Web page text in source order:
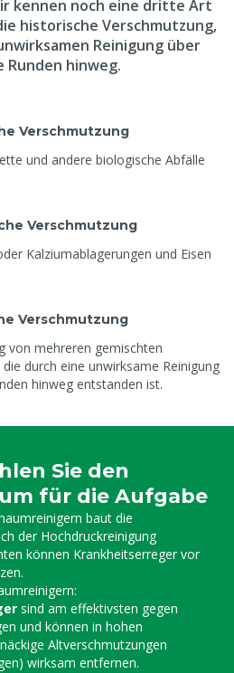
kennen noch eine dritte Art
historische Verschmutzung,
Reinigung über
Runden hinweg.
Verschmutzung
und andere biologische Abfälle
Verschmutzung
Kalziumablagerungen und Eisen
Verschmutzung
von mehreren gemischten
durch eine unwirksame Reinigung
hinweg entstanden ist.
Sie den
für die Aufgabe
baut die
der Hochdruckreinigung
können Krankheitserreger vor
sind am effektivsten gegen
und können in hohen
Altverschmutzungen
wirksam entfernen.